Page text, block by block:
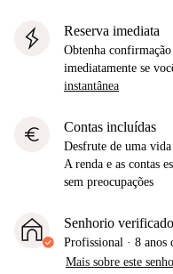
Reserva imediata
Obtenha
imediatamente se
instantânea
euro Contas incluídas
Desfrute de uma
A renda e as contas
sem preocupações
Senhorio verificado
Profissional · 8 anos
Mais sobre este